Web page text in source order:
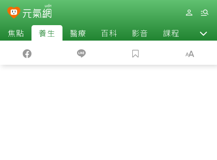
焦點 養生 醫療 百科 影音 課程 退休